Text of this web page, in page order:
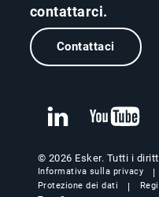
contattarci.
Contattaci
© 2026 Esker. Tutti i
Informativa sulla privacy
Protezione dei dati